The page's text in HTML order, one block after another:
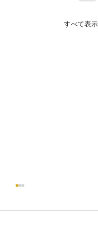
すべて表示